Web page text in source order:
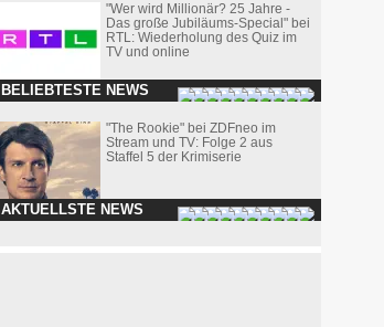
"Wer wird Millionär? 25 Jahre -
Das große Jubiläums-Special" bei
RTL: Wiederholung des Quiz im
TV und online
BELIEBTESTE NEWS
"The Rookie" bei ZDFneo im
Stream und TV: Folge 2 aus
Staffel 5 der Krimiserie
AKTUELLSTE NEWS